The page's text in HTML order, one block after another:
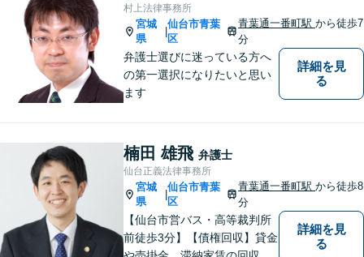
済を目指します。【分割払い
可】
村上法律事務所
宮城
県
仙台市青葉
区
青葉通一番町駅から徒歩7
分
弁護士選びに迷っている方へ
の第一選択になりたいと思い
ます
詳細を見
る
楠田 雄飛 弁護士
仙台正義法律事務所
宮城
県
仙台市青葉
区
青葉通一番町駅から徒歩8
分
【仙台市営バス・高等裁判所
前徒歩3分】【債権回収】貸金
詳細を見
る